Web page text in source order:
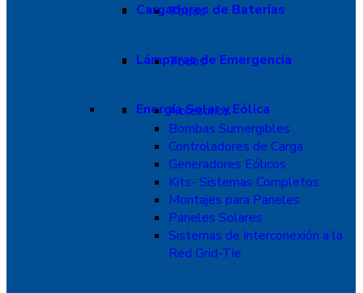
Cargadores de Baterías
Todos
Lámparas de Emergencia
Todos
Energía Solar y Eólica
Accesorios
Bombas Sumergibles
Controladores de Carga
Generadores Eólicos
Kits- Sistemas Completos
Montajes para Paneles
Paneles Solares
Sistemas de Interconexión a la
Red Grid-Tie